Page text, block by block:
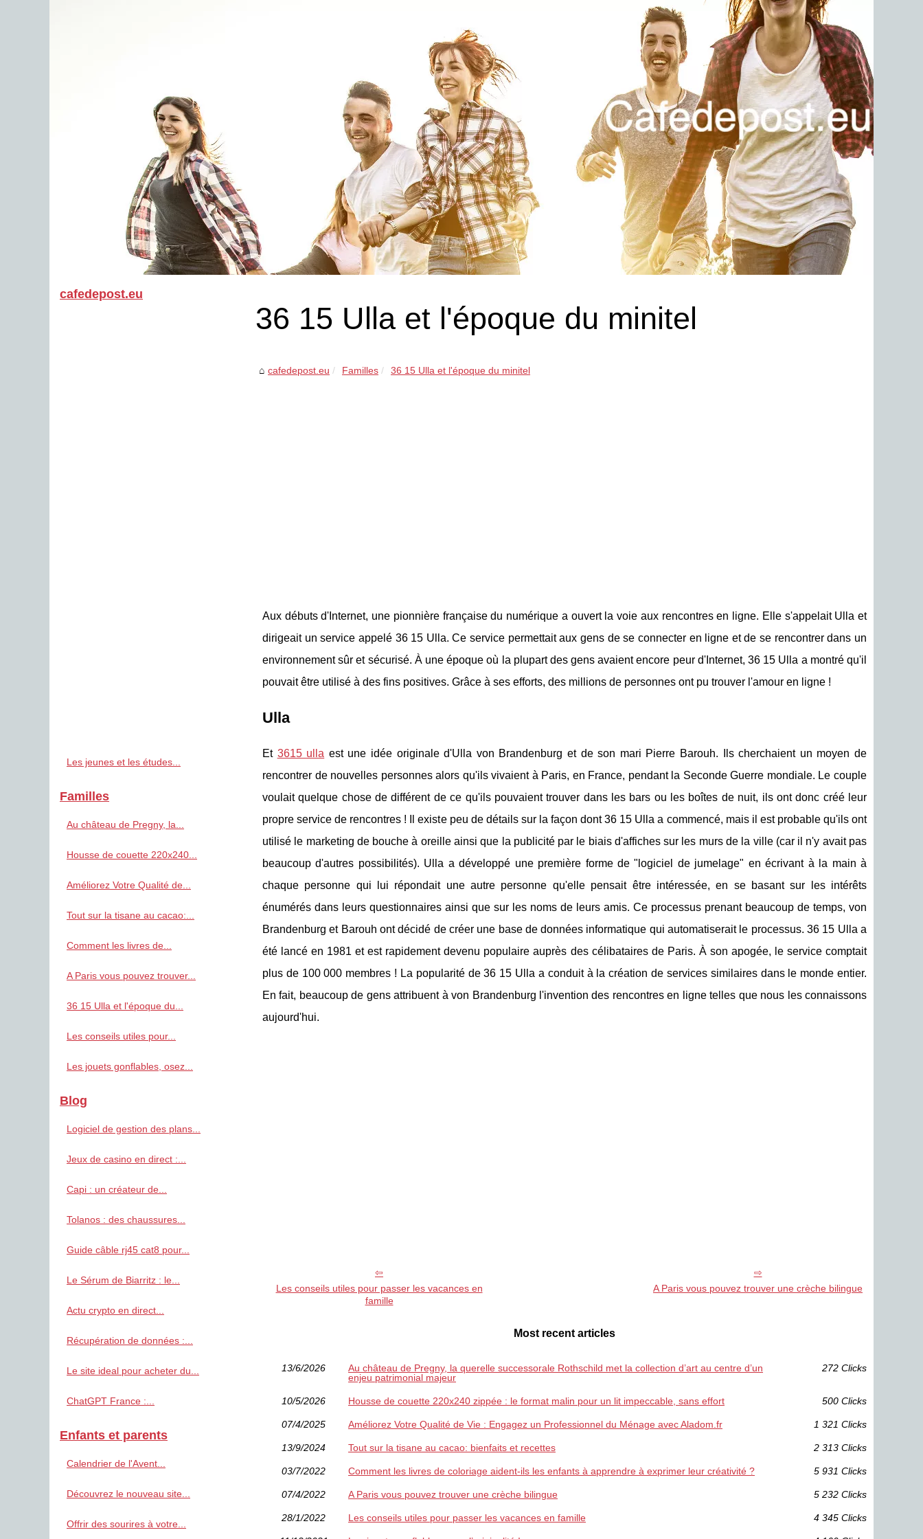
36 15 Ulla et l'époque du minitel
cafedepost.eu Familles 36 15 Ulla et l'époque du minitel
Aux débuts d'Internet, une pionnière française du numérique a ouvert la voie aux rencontres en ligne. Elle s'appelait Ulla et
dirigeait un service appelé 36 15 Ulla. Ce service permettait aux gens de se connecter en ligne et de se rencontrer dans un
environnement sûr et sécurisé. À une époque où la plupart des gens avaient encore peur d'Internet, 36 15 Ulla a montré qu'il
pouvait être utilisé à des fins positives. Grâce à ses efforts, des millions de personnes ont pu trouver l'amour en ligne !
Ulla
Et 3615 ulla est une idée originale d'Ulla von Brandenburg et de son mari Pierre Barouh. Ils cherchaient un moyen de
rencontrer de nouvelles personnes alors qu'ils vivaient à Paris, en France, pendant la Seconde Guerre mondiale. Le couple
voulait quelque chose de différent de ce qu'ils pouvaient trouver dans les bars ou les boîtes de nuit, ils ont donc créé leur
propre service de rencontres ! Il existe peu de détails sur la façon dont 36 15 Ulla a commencé, mais il est probable qu'ils ont
utilisé le marketing de bouche à oreille ainsi que la publicité par le biais d'affiches sur les murs de la ville (car il n'y avait pas
beaucoup d'autres possibilités). Ulla a développé une première forme de "logiciel de jumelage" en écrivant à la main à
chaque personne qui lui répondait une autre personne qu'elle pensait être intéressée, en se basant sur les intérêts
énumérés dans leurs questionnaires ainsi que sur les noms de leurs amis. Ce processus prenant beaucoup de temps, von
Brandenburg et Barouh ont décidé de créer une base de données informatique qui automatiserait le processus. 36 15 Ulla a
été lancé en 1981 et est rapidement devenu populaire auprès des célibataires de Paris. À son apogée, le service comptait
plus de 100 000 membres ! La popularité de 36 15 Ulla a conduit à la création de services similaires dans le monde entier.
En fait, beaucoup de gens attribuent à von Brandenburg l'invention des rencontres en ligne telles que nous les connaissons
aujourd'hui.
Les conseils utiles pour passer les vacances en
famille
A Paris vous pouvez trouver une crèche bilingue
Most recent articles
13/6/2026
Au château de Pregny, la querelle successorale Rothschild met la collection d’art au centre d’un
enjeu patrimonial majeur
272 Clicks
10/5/2026 Housse de couette 220x240 zippée : le format malin pour un lit impeccable, sans effort 500 Clicks
07/4/2025 Améliorez Votre Qualité de Vie : Engagez un Professionnel du Ménage avec Aladom.fr 1 321 Clicks
13/9/2024 Tout sur la tisane au cacao: bienfaits et recettes 2 313 Clicks
03/7/2022 Comment les livres de coloriage aident-ils les enfants à apprendre à exprimer leur créativité ? 5 931 Clicks
07/4/2022 A Paris vous pouvez trouver une crèche bilingue 5 232 Clicks
28/1/2022 Les conseils utiles pour passer les vacances en famille 4 345 Clicks
cafedepost.eu
Les jeunes et les études...
Familles
Au château de Pregny, la...
Housse de couette 220x240...
Améliorez Votre Qualité de...
Tout sur la tisane au cacao:...
Comment les livres de...
A Paris vous pouvez trouver...
36 15 Ulla et l'époque du...
Les conseils utiles pour...
Les jouets gonflables, osez...
Blog
Logiciel de gestion des plans...
Jeux de casino en direct :...
Capi : un créateur de...
Tolanos : des chaussures...
Guide câble rj45 cat8 pour...
Le Sérum de Biarritz : le...
Actu crypto en direct...
Récupération de données :...
Le site ideal pour acheter du...
ChatGPT France :...
Enfants et parents
Calendrier de l'Avent...
Découvrez le nouveau site...
Offrir des sourires à votre...